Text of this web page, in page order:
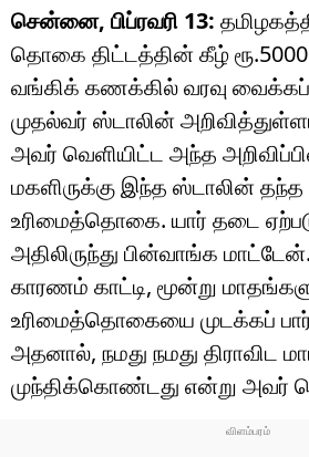
சென்னை, பிப்ரவரி 13:
தொகை திட்டத்தின் கீழ்
வங்கிக் கணக்கில் வரவு
முதல்வர் ஸ்டாலின்
அவர் வெளியிட்ட அந்த
மகளிருக்கு இந்த ஸ்டாலின்
உரிமைத்தொகை. யார் தடை
அதிலிருந்து பின்வாங்க
காரணம் காட்டி, மூன்று
உரிமைத்தொகையை முடக்கப்
அதனால், நமது நமது திராவிட
முந்திக்கொண்டது என்று அவர்